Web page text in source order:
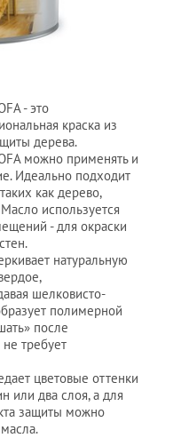
- это
краска из
дерева.
можно применять и
Идеально подходит
как дерево,
используется
- для окраски
натуральную
шелковисто-
полимерной
после
требует
цветовые оттенки
или два слоя, а для
защиты можно